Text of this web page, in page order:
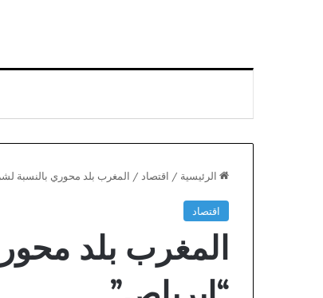
الرئيسية / اقتصاد / المغرب بلد محوري بالنسبة
اقتصاد
المغرب بلدالاشتراكي